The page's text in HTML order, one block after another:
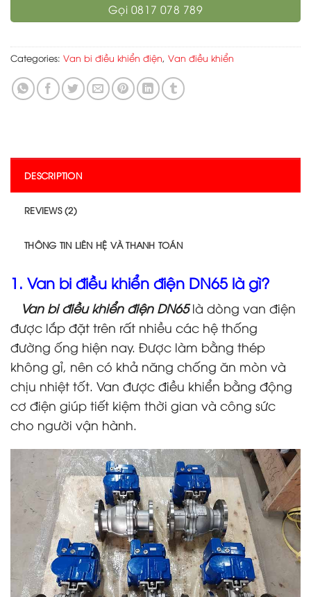
Gọi 0817 078 789
Categories: Van bi điều khiển điện, Van điều khiển
DESCRIPTION
REVIEWS (2)
THÔNG TIN LIÊN HỆ VÀ THANH TOÁN
1. Van bi điều khiển điện DN65 là gì?
Van bi điều khiển điện DN65là dòng van điện
được lắp đặt trên rất nhiều các hệ thống
đường ống hiện nay. Được làm bằng thép
không gỉ, nên có khả năng chống ăn mòn và
chịu nhiệt tốt. Van được điều khiển bằng động
cơ điện giúp tiết kiệm thời gian và công sức
cho người vận hành.